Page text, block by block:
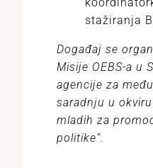
stažiranja
Događaj se
Misije OEBS-a u
agencije za
saradnju u
mladih za
politike”.